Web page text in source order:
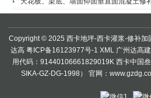
Copyright © 2025 西卡地坪-西卡灌浆-修补
达高 粤ICP备16123977号-1 XML广州达高
用代码：91440106661829019K 西卡中国
SIKA-GZ-DG-1998） 官网：